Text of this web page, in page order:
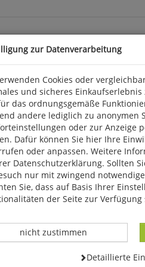
D 56291 Wiebelsheim,
zur Datenverarbeitung
Cookies oder
und sicheres
das ordnungsgemäße
andere lediglich zu anonymen
oder zur Anzeige
Dafür können Sie hier Ihre
oder anpassen. Weitere
Datenschutzerklärung. Sollten
nur mit zwingend
Sie, dass auf Basis Ihrer
der Seite zur Verfügung
Datenverarbeitung -
nicht zustimmen
Detaillierte